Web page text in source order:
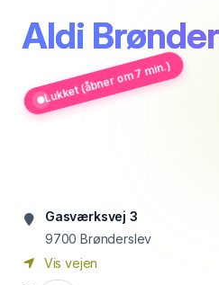
Aldi
Lukket (åbner om 7 min.)
Gasværksvej 3
9700 Brønderslev
Vis vejen